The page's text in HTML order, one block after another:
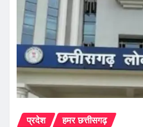
प्रदेश हमर छत्तीसगढ़